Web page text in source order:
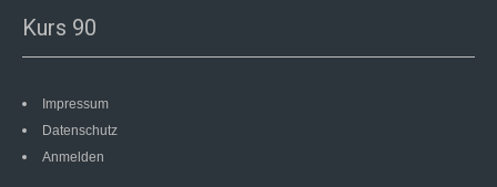
Kurs 90
Impressum
Datenschutz
Anmelden